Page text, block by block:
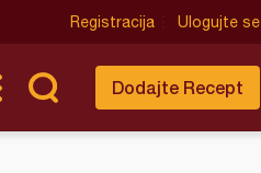
Registracija Ulogujte se
Dodajte Recept